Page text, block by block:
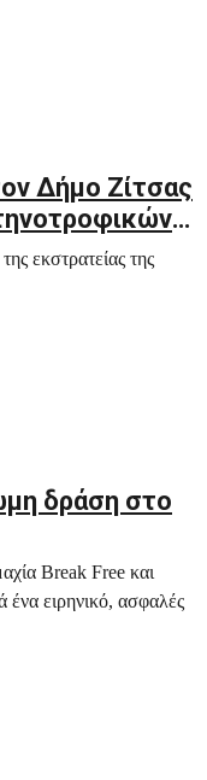
Δήμο Ζίτσας
εκστρατείας της
δράση στο
Break Free και
ένα ειρηνικό, ασφαλές